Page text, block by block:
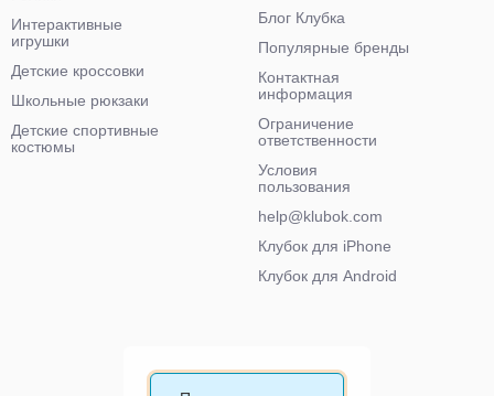
Интерактивные
игрушки
Детские кроссовки
Школьные рюкзаки
Детские спортивные
костюмы
Блог Клубка
Популярные бренды
Контактная
информация
Ограничение
ответственности
Условия
пользования
help@klubok.com
Клубок для iPhone
Клубок для Android